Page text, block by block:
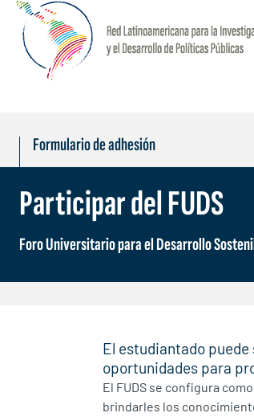
Participar del FUDS
Foro Universitario para el Desarrollo
Formulario de adhesión
El estudiantado
oportunidades para
El FUDS se configura
brindarles los